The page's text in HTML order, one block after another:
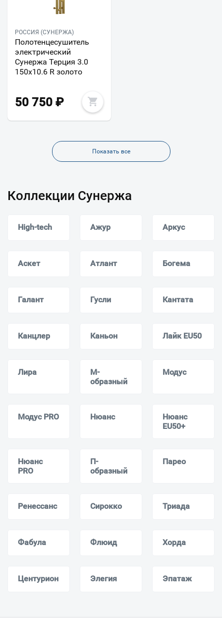
РОССИЯ (СУНЕРЖА)
Полотенцесушитель
электрический
Сунержа Терция 3.0
150х10.6 R золото
50 750 ₽
Показать все
Коллекции Сунержа
High-tech Ажур Аркус
Аскет Атлант Богема
Галант Гусли Кантата
Канцлер Каньон Лайк EU50
Лира
М-
образный
Модус
Модус PRO Нюанс
Нюанс
EU50+
Нюанс
PRO
П-
образный
Парео
Ренессанс Сирокко Триада
Фабула Флюид Хорда
Центурион Элегия Эпатаж